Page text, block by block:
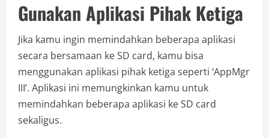
Gunakan Aplikasi Pihak Ketiga
Jika kamu ingin memindahkan beberapa aplikasi
secara bersamaan ke SD card, kamu bisa
menggunakan aplikasi pihak ketiga seperti ‘AppMgr
III’. Aplikasi ini memungkinkan kamu untuk
memindahkan beberapa aplikasi ke SD card
sekaligus.